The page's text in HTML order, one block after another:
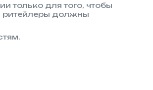
только для того, чтобы
ритейлеры должны